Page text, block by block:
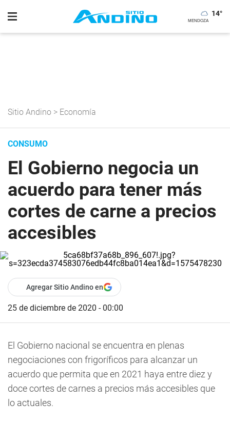
14°
Sitio Andino > Economía
CONSUMO
El Gobierno negocia un
acuerdo para tener más
cortes de carne a precios
accesibles
Agregar Sitio Andino en
25 de diciembre de 2020 - 00:00
El Gobierno nacional se encuentra en plenas
negociaciones con frigoríficos para alcanzar un
acuerdo que permita que en 2021 haya entre diez y
doce cortes de carnes a precios más accesibles que
lo actuales.